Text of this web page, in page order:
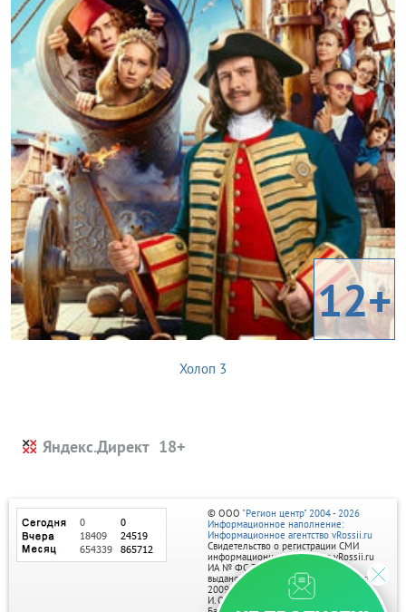
12+
Холоп 3
Яндекс.Директ
© ООО "Регион центр" 2004 - 2026
Информационное наполнение:
Информационное агентство vRossii.ru
Свидетельство о регистрации СМИ
информационного агентства vRossii.ru
ИА № ФС 77‑35502
выдано РОСКОМНАДЗОРом 04 марта
2009г.
И. О. Главного редактора Нарыков А. Н.